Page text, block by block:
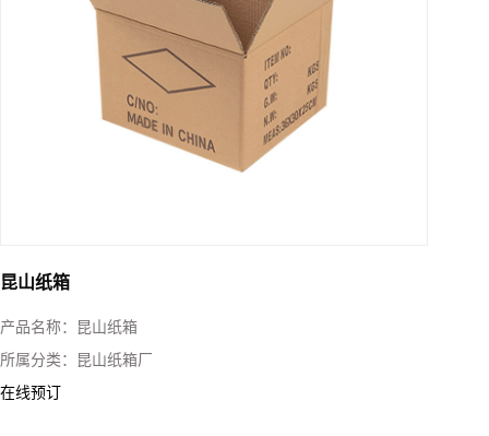
昆山纸箱
产品名称：
昆山纸箱
所属分类：
昆山纸箱厂
在线预订